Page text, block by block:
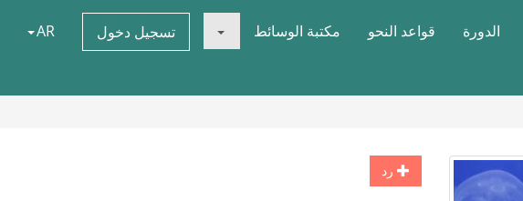
الدورة قواعد النحو مكتبة الوسائط تسجيل دخول AR
رد